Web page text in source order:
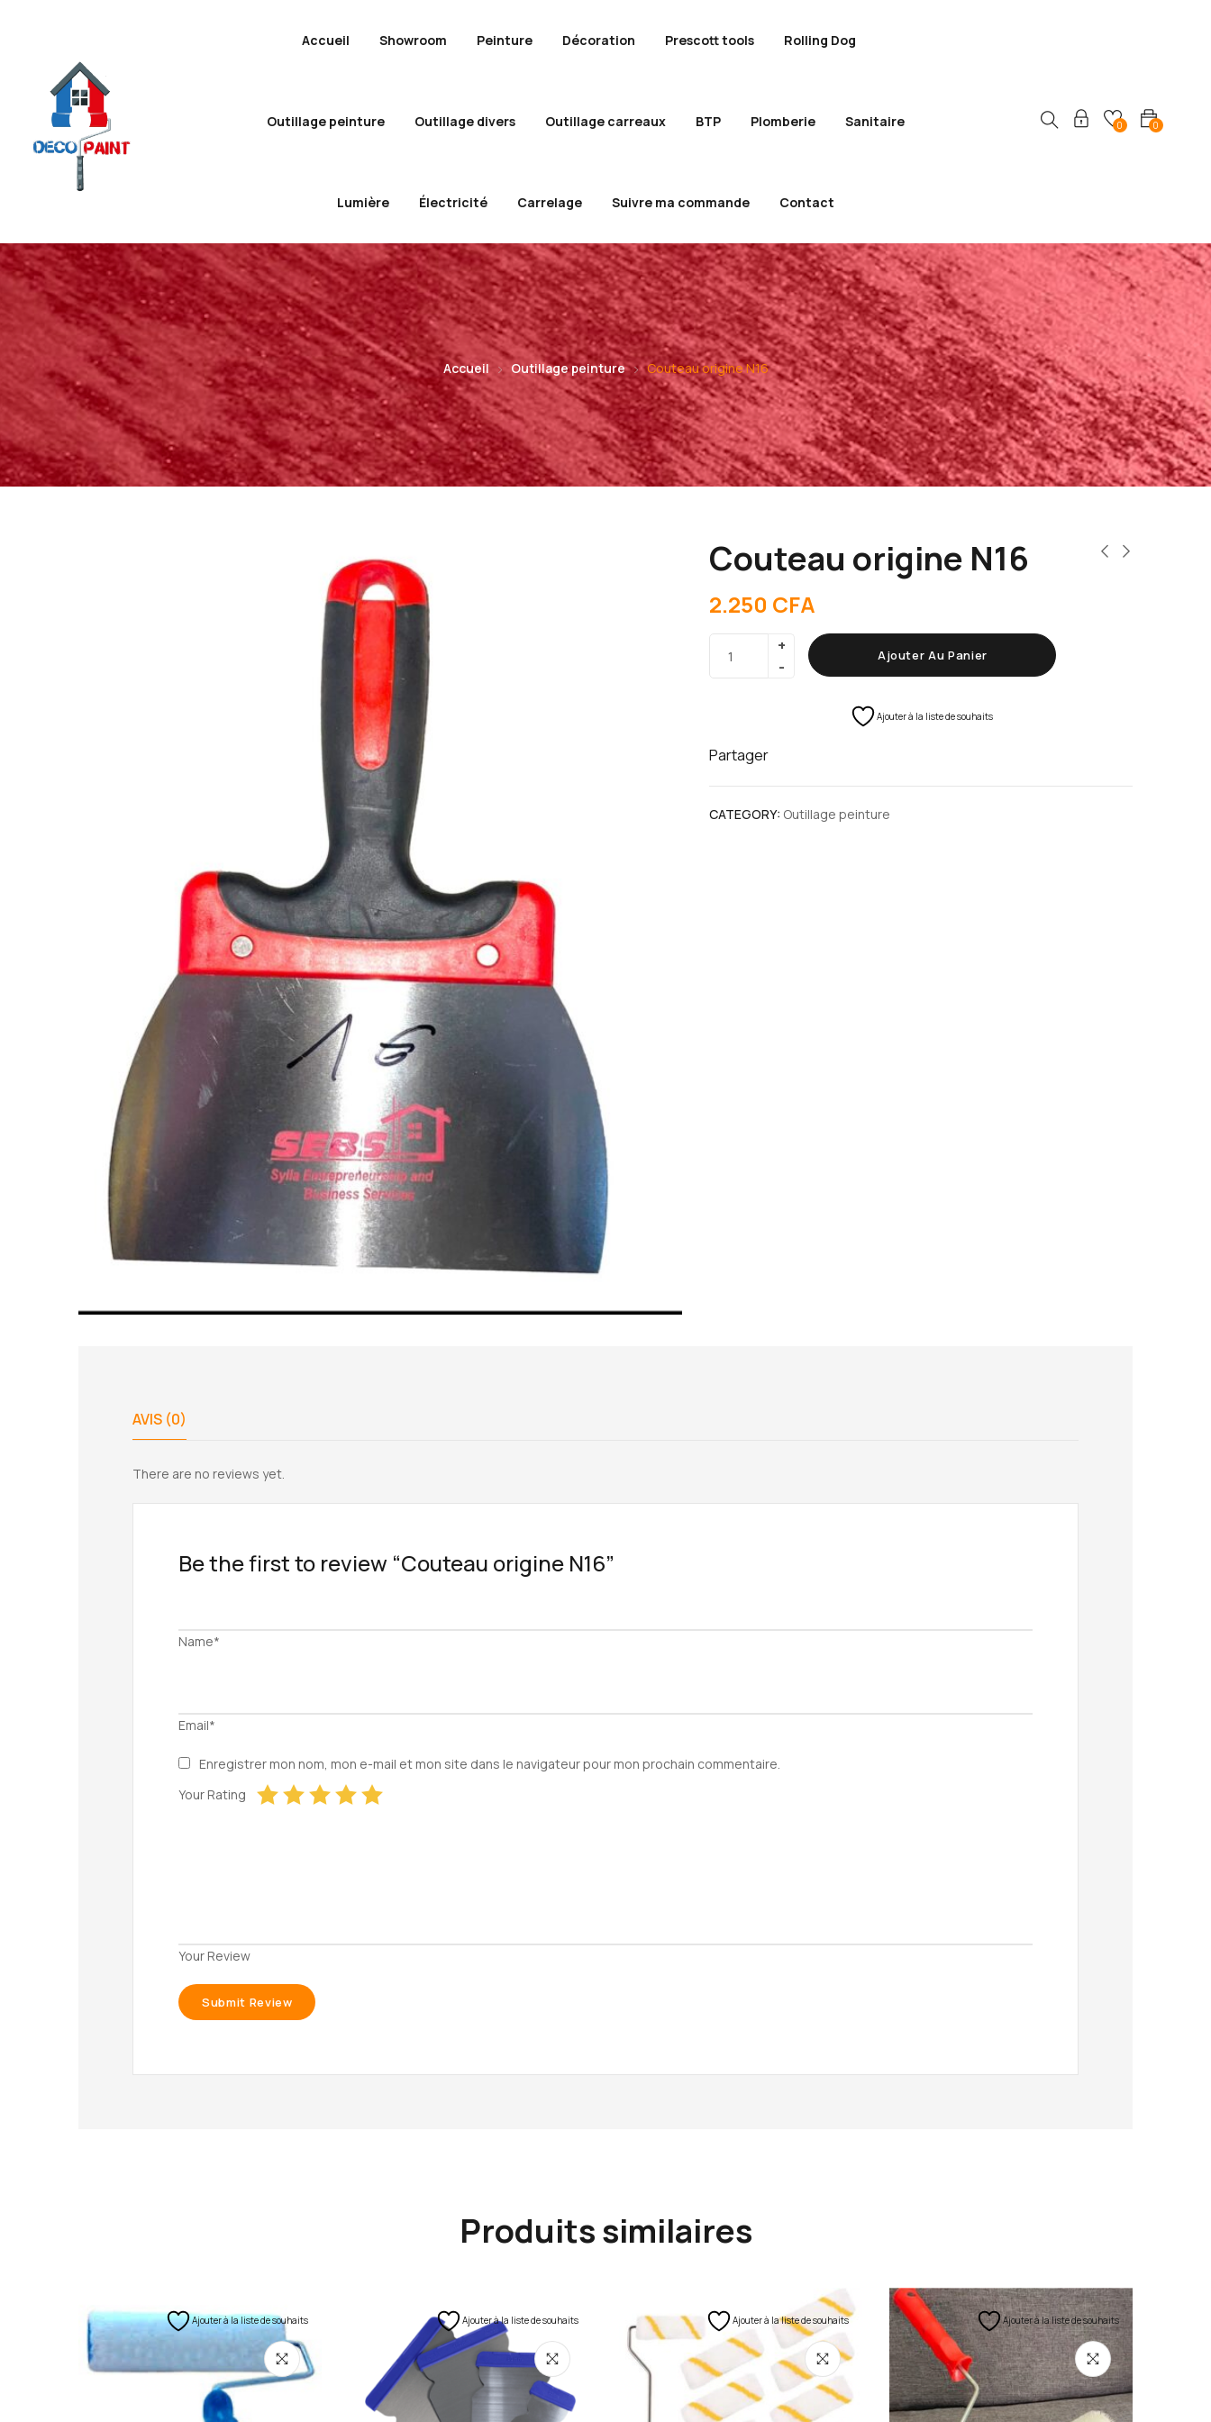
Accueil Showroom Peinture Décoration Prescott tools Rolling Dog
Outillage peinture Outillage divers Outillage carreaux BTP Plomberie Sanitaire
Lumière Électricité Carrelage Suivre ma commande Contact
0
0
Accueil Outillage peinture Couteau origine N16
Couteau origine N16
2.250 CFA
Ajouter Au Panier
Ajouter à la liste de souhaits
Partager
CATEGORY: Outillage peinture
AVIS (0)
There are no reviews yet.
Be the first to review “Couteau origine N16”
Name*
Email*
Enregistrer mon nom, mon e-mail et mon site dans le navigateur pour mon prochain commentaire.
Your Rating
Your Review
Produits similaires
Ajouter à la liste de souhaits Ajouter à la liste de souhaits Ajouter à la liste de souhaits Ajouter à la liste de souhaits